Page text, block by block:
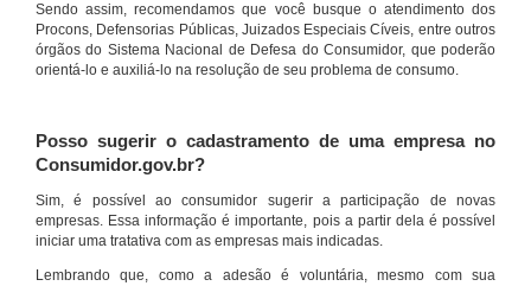
Sendo assim, recomendamos que você busque o atendimento dos
Procons, Defensorias Públicas, Juizados Especiais Cíveis, entre outros
órgãos do Sistema Nacional de Defesa do Consumidor, que poderão
orientá-lo e auxiliá-lo na resolução de seu problema de consumo.
Posso sugerir o cadastramento de uma empresa no
Consumidor.gov.br?
Sim, é possível ao consumidor sugerir a participação de novas
empresas. Essa informação é importante, pois a partir dela é possível
iniciar uma tratativa com as empresas mais indicadas.
Lembrando que, como a adesão é voluntária, mesmo com sua